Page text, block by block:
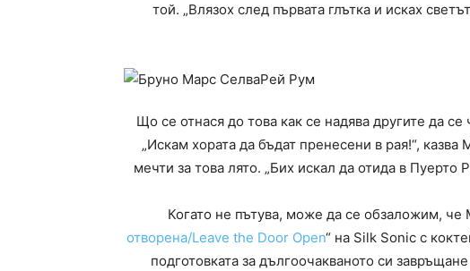
той. „Влязох след първата глътка и исках
Що се отнася до това как се надява другите да се
„Искам хората да бъдат пренесени в рая!“,
мечти за това лято. „Бих искал да отида в
Когато не пътува, може да се обзаложим,
отворена/Leave the Door Open“ на Silk Sonic с
подготовката за дългоочакваното си